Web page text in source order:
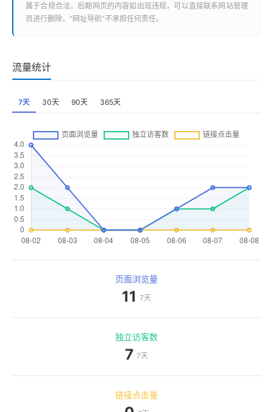
属于合规合法，后期网页的内容如出现违规，可以直接联系网站管理
员进行删除，“网址导航”不承担任何责任。
流量统计
7天 30天 90天 365天
页面浏览量
11 7天
独立访客数
7 7天
链接点击量